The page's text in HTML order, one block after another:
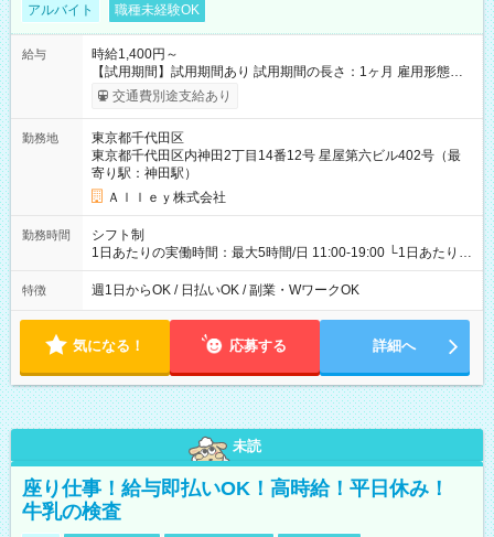
アルバイト 職種未経験OK
給与
時給1,400円～
【試用期間】試用期間あり 試用期間の長さ：1ヶ月 雇用形態、
給与は本採用時と同じです。
交通費別途支給あり
勤務地
東京都千代田区
東京都千代田区内神田2丁目14番12号 星屋第六ビル402号（最
寄り駅：神田駅）
Ａｌｌｅｙ株式会社
勤務時間
シフト制
1日あたりの実働時間：最大5時間/日 11:00-19:00 └1日あたりの
実働時間：1-5時間 └上記の時間帯内であれば、いつでも勤務可
能！ └平日・土曜日の中で、お好きな曜日でご勤務いただけま
18:00 などのように、自由な働き方が可能なお仕事です！
特徴 週1日からOK / 日払いOK / 副業・WワークOK
気になる！ 応募する 詳細へ
未読
座り仕事！給与即払いOK！高時給！平日休み！
牛乳の検査